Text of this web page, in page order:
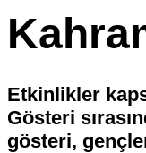
Etkinlikler
Gösteri
gösteri,